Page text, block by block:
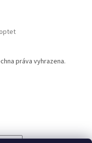
práva vyhrazena.